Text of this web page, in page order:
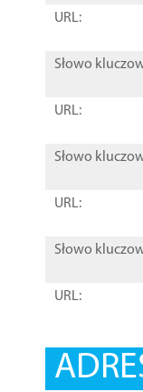
URL:
Słowo
URL:
Słowo
URL:
Słowo
URL: